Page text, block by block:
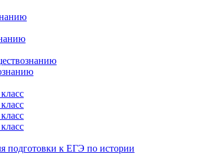
к ЕГЭ по истории